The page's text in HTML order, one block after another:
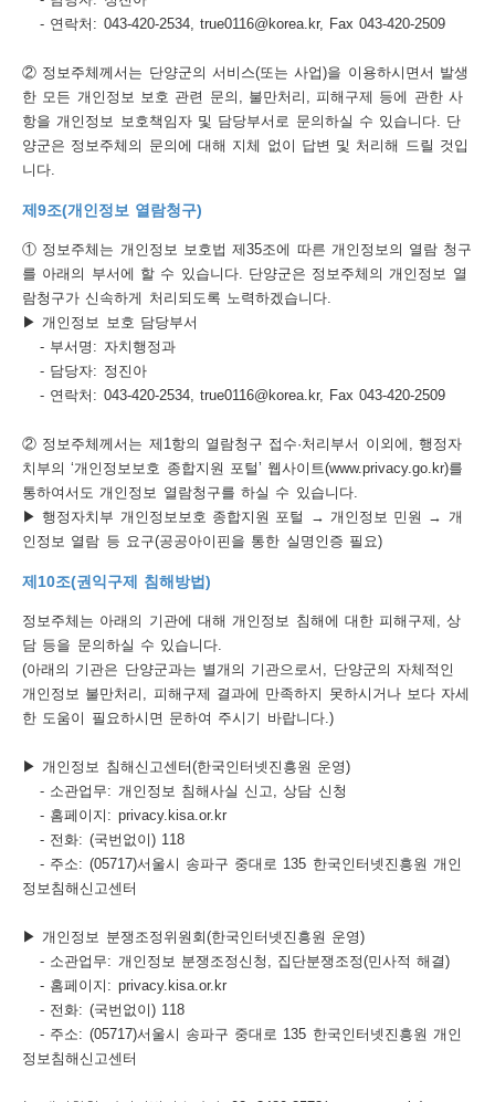
- 연락처: 043-420-2534, true0116@korea.kr, Fax 043-420-2509
② 정보주체께서는 단양군의 서비스(또는 사업)을 이용하시면서 발생
한 모든 개인정보 보호 관련 문의, 불만처리, 피해구제 등에 관한 사
항을 개인정보 보호책임자 및 담당부서로 문의하실 수 있습니다. 단
양군은 정보주체의 문의에 대해 지체 없이 답변 및 처리해 드릴 것입
니다.
제9조(개인정보 열람청구)
① 정보주체는 개인정보 보호법 제35조에 따른 개인정보의 열람 청구
를 아래의 부서에 할 수 있습니다. 단양군은 정보주체의 개인정보 열
람청구가 신속하게 처리되도록 노력하겠습니다.
▶ 개인정보 보호 담당부서
- 부서명: 자치행정과
- 담당자: 정진아
- 연락처: 043-420-2534, true0116@korea.kr, Fax 043-420-2509
② 정보주체께서는 제1항의 열람청구 접수·처리부서 이외에, 행정자
치부의 ‘개인정보보호 종합지원 포털’ 웹사이트(www.privacy.go.kr)를
통하여서도 개인정보 열람청구를 하실 수 있습니다.
▶ 행정자치부 개인정보보호 종합지원 포털 → 개인정보 민원 → 개
인정보 열람 등 요구(공공아이핀을 통한 실명인증 필요)
제10조(권익구제 침해방법)
정보주체는 아래의 기관에 대해 개인정보 침해에 대한 피해구제, 상
담 등을 문의하실 수 있습니다.
(아래의 기관은 단양군과는 별개의 기관으로서, 단양군의 자체적인
개인정보 불만처리, 피해구제 결과에 만족하지 못하시거나 보다 자세
한 도움이 필요하시면 문하여 주시기 바랍니다.)
▶ 개인정보 침해신고센터(한국인터넷진흥원 운영)
- 소관업무: 개인정보 침해사실 신고, 상담 신청
- 홈페이지: privacy.kisa.or.kr
- 전화: (국번없이) 118
- 주소: (05717)서울시 송파구 중대로 135 한국인터넷진흥원 개인
정보침해신고센터
▶ 개인정보 분쟁조정위원회(한국인터넷진흥원 운영)
- 소관업무: 개인정보 분쟁조정신청, 집단분쟁조정(민사적 해결)
- 홈페이지: privacy.kisa.or.kr
- 전화: (국번없이) 118
- 주소: (05717)서울시 송파구 중대로 135 한국인터넷진흥원 개인
정보침해신고센터